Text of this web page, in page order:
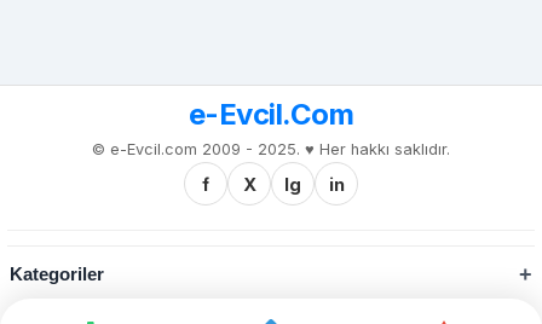
e-Evcil.Com
© e-Evcil.com 2009 - 2025. ♥️ Her hakkı saklıdır.
f X Ig in
Kategoriler